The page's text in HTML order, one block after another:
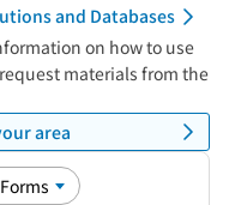
and Databases
on how to use
materials from the
area